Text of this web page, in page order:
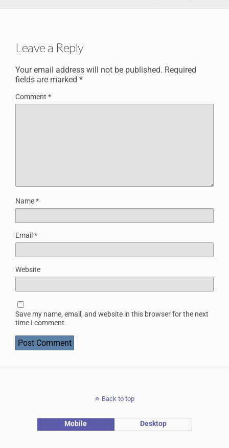
Leave a Reply
Your email address will not be published. Required
fields are marked *
Comment *
Name*
Email *
Website
Save my name, email, and website in this browser for the next
time I comment.
Back to top
Mobile Desktop